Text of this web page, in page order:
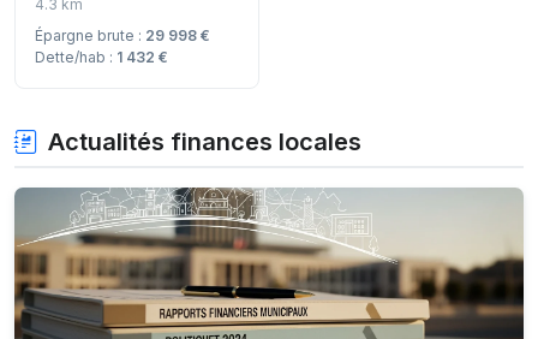
4.3 km
Épargne brute : 29 998 €
Dette/hab : 1 432 €
Actualités finances locales